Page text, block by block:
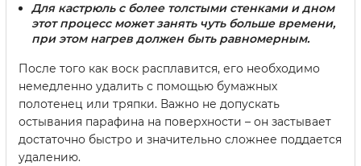
Для кастрюль с более толстыми стенками и дном
этот процесс может занять чуть больше времени,
при этом нагрев должен быть равномерным.
После того как воск расплавится, его необходимо
немедленно удалить с помощью бумажных
полотенец или тряпки. Важно не допускать
остывания парафина на поверхности – он застывает
достаточно быстро и значительно сложнее поддается
удалению.